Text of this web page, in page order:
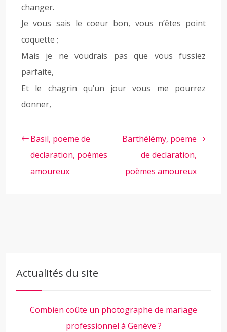
changer.
Je vous sais le coeur bon, vous n’êtes point
coquette ;
Mais je ne voudrais pas que vous fussiez
parfaite,
Et le chagrin qu’un jour vous me pourrez
donner,
Basil, poeme de
declaration, poèmes
amoureux
Barthélémy, poeme
de declaration,
poèmes amoureux
Actualités du site
Combien coûte un photographe de mariage
professionnel à Genève ?